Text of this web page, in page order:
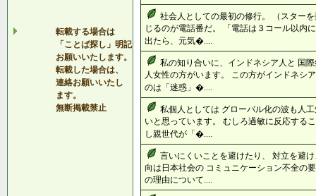
転載する場合は
「ことば探し」明記
お願いいたします。
転載した場合は、
連絡お願いいたし
ます。
無断掲載禁止
社会人としての最初の修行。 （スター
じるのが電話番だ。 「電話は３コール以
出たら、元気�....
私の知り合いに、インドネシア人と 国
人女性の方がいます。 この方がインドネシ
のは「迷惑」�....
私個人としては グローバル化の波も人
いと思っています。 むしろ過敏に反応する
し親世代が「�....
言いにくいことを避けたり、 対立を避
向は日本社会の コミュニケーション不全の
の理由について....